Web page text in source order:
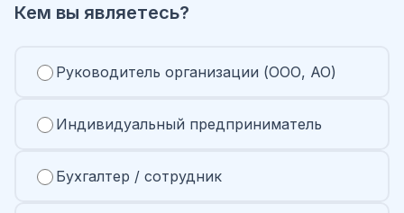
Кем вы являетесь?
Руководитель организации (ООО, АО)
Индивидуальный предприниматель
Бухгалтер / сотрудник